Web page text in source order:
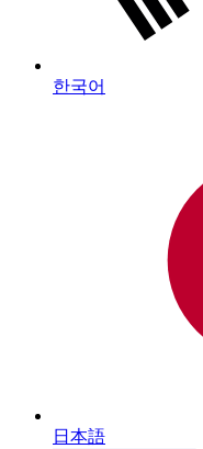
한국어
日本語